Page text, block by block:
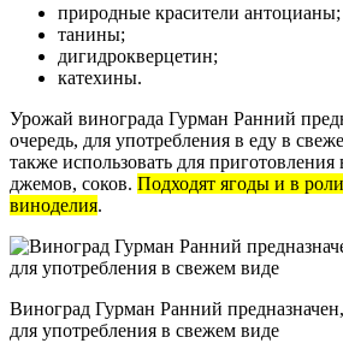
природные красители антоцианы;
танины;
дигидрокверцетин;
катехины.
Урожай винограда Гурман Ранний
очередь, для употребления в еду в
также использовать для
джемов, соков. Подходят ягоды и в
виноделия.
Виноград Гурман Ранний
для употребления в свежем виде